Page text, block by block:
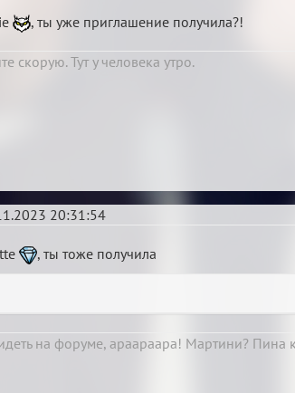
, ты уже приглашение получила?!
скорую. Тут у человека утро.
20:31:54
, ты тоже получила
на форуме, apaapaapa! Мартини? Пина